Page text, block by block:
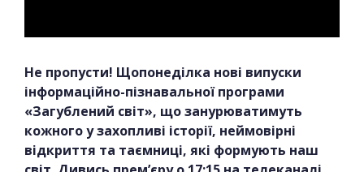
Не пропусти! Щопонеділка нові випуски
інформаційно-пізнавальної програми
«Загублений світ», що занурюватимуть
кожного у захопливі історії, неймовірні
відкриття та таємниці, які формують наш